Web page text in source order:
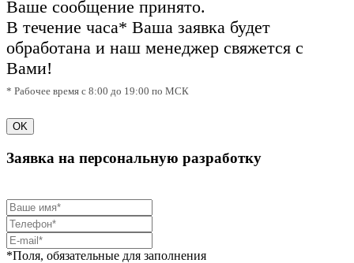
Ваше сообщение принято.
В течение часа* Ваша заявка будет
обработана и наш менеджер свяжется с
Вами!
* Рабочее время с 8:00 до 19:00 по МСК
OK
Заявка на персональную разработку
*Поля, обязательные для заполнения